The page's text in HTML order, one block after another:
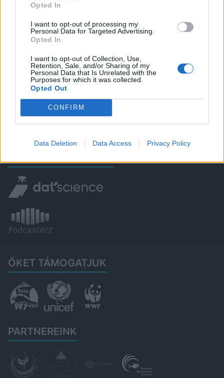
Opted In
I want to opt-out of processing my
Personal Data for Targeted Advertising.
Opted In
I want to opt-out of Collection, Use,
Retention, Sale, and/or Sharing of my
Personal Data that Is Unrelated with the
Purposes for which it was collected.
Opted Out
CONFIRM
Data Deletion Data Access Privacy Policy
WELOVETISZATO
Adatvédelmi irányelvek
Kapcsolat
Impresszum
ŐKET TÁMOGATJUK
PARTNEREINK